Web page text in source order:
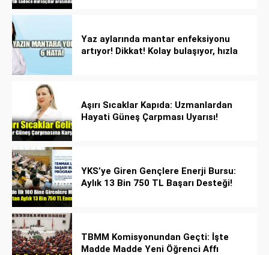
Yaz aylarında mantar enfeksiyonu
artıyor! Dikkat! Kolay bulaşıyor, hızla
Aşırı Sıcaklar Kapıda: Uzmanlardan
Hayati Güneş Çarpması Uyarısı!
YKS’ye Giren Gençlere Enerji Bursu:
Aylık 13 Bin 750 TL Başarı Desteği!
TBMM Komisyonundan Geçti: İşte
Madde Madde Yeni Öğrenci Affı